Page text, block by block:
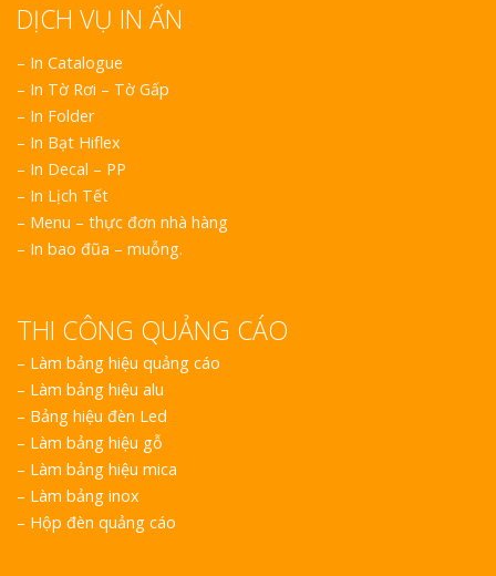
DỊCH VỤ IN ẤN
– In Catalogue
– In Tờ Rơi – Tờ Gấp
– In Folder
– In Bạt Hiflex
– In Decal – PP
– In Lịch Tết
– Menu – thực đơn nhà hàng
– In bao đũa – muỗng.
THI CÔNG QUẢNG CÁO
– Làm bảng hiệu quảng cáo
– Làm bảng hiệu alu
– Bảng hiệu đèn Led
– Làm bảng hiệu gỗ
– Làm bảng hiệu mica
– Làm bảng inox
– Hộp đèn quảng cáo